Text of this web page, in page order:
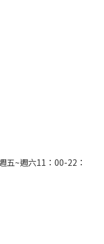
五~週六11：00-22：